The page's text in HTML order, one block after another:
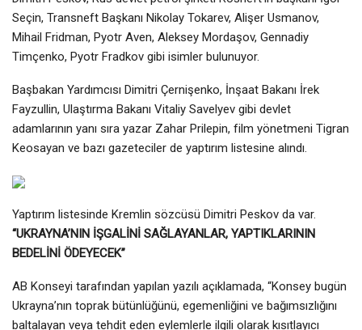
Seçin, Transneft Başkanı Nikolay Tokarev, Alişer Usmanov,
Mihail Fridman, Pyotr Aven, Aleksey Mordaşov, Gennadiy
Timçenko, Pyotr Fradkov gibi isimler bulunuyor.
Başbakan Yardımcısı Dimitri Çernişenko, İnşaat Bakanı İrek
Fayzullin, Ulaştırma Bakanı Vitaliy Savelyev gibi devlet
adamlarının yanı sıra yazar Zahar Prilepin, film yönetmeni Tigran
Keosayan ve bazı gazeteciler de yaptırım listesine alındı.
Yaptırım listesinde Kremlin sözcüsü Dimitri Peskov da var.
“UKRAYNA’NIN İŞGALİNİ SAĞLAYANLAR, YAPTIKLARININ
BEDELİNİ ÖDEYECEK”
AB Konseyi tarafından yapılan yazılı açıklamada, “Konsey bugün
Ukrayna’nın toprak bütünlüğünü, egemenliğini ve bağımsızlığını
baltalayan veya tehdit eden eylemlerle ilgili olarak kısıtlayıcı